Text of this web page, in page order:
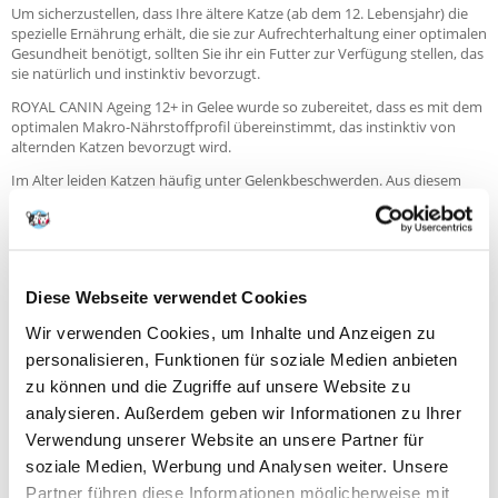
Diese Webseite verwendet Cookies
Wir verwenden Cookies, um Inhalte und Anzeigen zu
personalisieren, Funktionen für soziale Medien anbieten
zu können und die Zugriffe auf unsere Website zu
analysieren. Außerdem geben wir Informationen zu Ihrer
Verwendung unserer Website an unsere Partner für
soziale Medien, Werbung und Analysen weiter. Unsere
Partner führen diese Informationen möglicherweise mit
Um sicherzustellen, dass Ihre ältere Katze (ab dem 12. Lebensjahr) die
spezielle Ernährung erhält, die sie zur Aufrechterhaltung einer optimalen
Gesundheit benötigt, sollten Sie ihr ein Futter zur Verfügung stellen, das
sie natürlich und instinktiv bevorzugt.
ROYAL CANIN Ageing 12+ in Gelee wurde so zubereitet, dass es mit dem
optimalen Makro-Nährstoffprofil übereinstimmt, das instinktiv von
alternden Katzen bevorzugt wird.
Im Alter leiden Katzen häufig unter Gelenkbeschwerden. Aus diesem
Grund wurde ROYAL CANIN Ageing 12+ in Gelee speziell entwickelt, um
die Gelenke gesund zu erhalten. Es unterstützt die Gelenkgesundheit
durch einen hohen Anteil an Omega-3-Fettsäuren – insbesondere EPA
Phosphorgehalt.
Für mehr Abwechslung: Weitere Produktvariationen
ROYAL CANIN Ageing 12+ ist auch als Stückchen in Soße oder als
Trockenfutter in Form von knusprigen Kroketten erhältlich, um den
individuellen Vorlieben verschiedener Katzen gerecht zu werden.
Wenn Sie eine gemischte Fütterung von Trocken- und Nassfutter in
Betracht ziehen, befolgen Sie einfach unsere Fütterungsempfehlungen.